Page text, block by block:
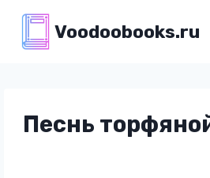
содержимому
Voodoobooks.ru
Песнь